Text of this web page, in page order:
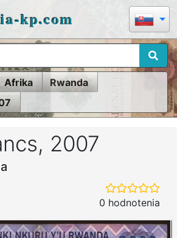
kp.com
Afrika
Rwanda
2007
0 hodnotenia